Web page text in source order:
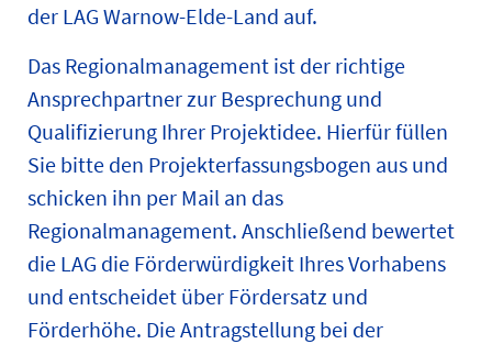
der LAG Warnow-Elde-Land auf.
Das Regionalmanagement ist der richtige
Ansprechpartner zur Besprechung und
Qualifizierung Ihrer Projektidee. Hierfür füllen
Sie bitte den Projekterfassungsbogen aus und
schicken ihn per Mail an das
Regionalmanagement. Anschließend bewertet
die LAG die Förderwürdigkeit Ihres Vorhabens
und entscheidet über Fördersatz und
Förderhöhe. Die Antragstellung bei der